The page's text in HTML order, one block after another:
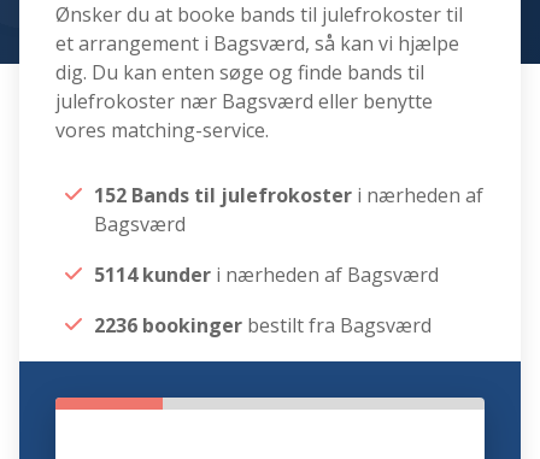
Ønsker du at booke bands til julefrokoster til
et arrangement i Bagsværd, så kan vi hjælpe
dig. Du kan enten søge og finde bands til
julefrokoster nær Bagsværd eller benytte
vores matching-service.
152 Bands til julefrokoster i nærheden af
Bagsværd
5114 kunder i nærheden af Bagsværd
2236 bookinger bestilt fra Bagsværd